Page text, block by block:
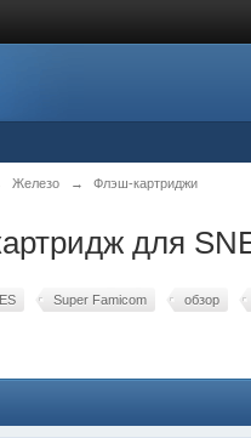
Железо → Флэш-картриджи
для
Super Famicom обзор